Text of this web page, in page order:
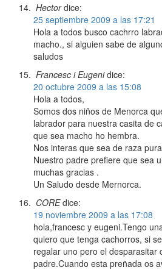
Hector dice:
25 septiembre 2009 a las 17:21
Hola a todos busco cachrro
macho., si alguien sabe de
saludos
Francesc i Eugeni dice:
20 octubre 2009 a las 15:08
Hola a todos,
Somos dos niños de Menorca
labrador para nuestra casita de
que sea macho ho hembra.
Nos interas que sea de raza
Nuestro padre prefiere que sea
muchas gracias .
Un Saludo desde Mernorca.
CORE dice:
19 noviembre 2009 a las 17:08
hola,francesc y eugeni.Tengo
quiero que tenga cachorros, si
regalar uno pero el desparasitar
padre.Cuando esta preñada os